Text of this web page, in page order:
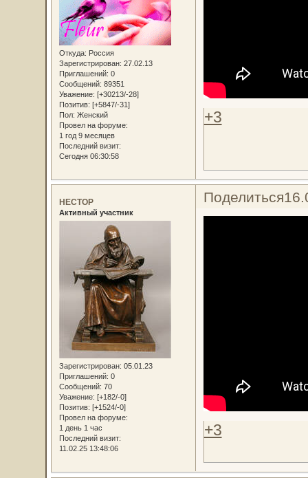
Откуда: Россия
Зарегистрирован: 27.02.13
Приглашений: 0
Сообщений: 89351
Уважение: [+30213/-28]
Позитив: [+5847/-31]
Пол: Женский
Провел на форуме:
1 год 9 месяцев
Последний визит:
Сегодня 06:30:58
+3
Поделиться
НЕСТОР
Активный участник
Зарегистрирован: 05.01.23
Приглашений: 0
Сообщений: 70
Уважение: [+182/-0]
Позитив: [+1524/-0]
Провел на форуме:
1 день 1 час
Последний визит:
11.02.25 13:48:06
+3